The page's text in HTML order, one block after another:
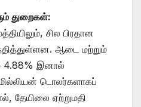
துறைகள்:
சில பிரதான
ஆடை மற்றும்
4.88% இனால்
டொலர்களாகப்
தேயிலை ஏற்றுமதி